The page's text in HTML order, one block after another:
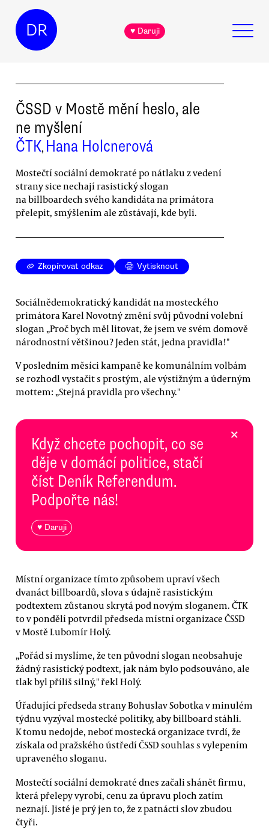
DR ♥ Daruji
ČSSD v Mostě mění heslo, ale
ne myšlení
ČTK, Hana Holcnerová
Mostečtí sociální demokraté po nátlaku z vedení
strany sice nechají rasistický slogan
na billboardech svého kandidáta na primátora
přelepit, smýšlením ale zůstávají, kde byli.
Zkopírovat odkaz Vytisknout
Sociálnědemokratický kandidát na mosteckého
primátora Karel Novotný změní svůj původní volební
slogan „Proč bych měl litovat, že jsem ve svém domově
národnostní většinou? Jeden stát, jedna pravidla!"
V posledním měsíci kampaně ke komunálním volbám
se rozhodl vystačit s prostým, ale výstižným a úderným
mottem: „Stejná pravidla pro všechny."
Když chcete pochopit, co se
děje v domácí politice, stačí
číst Deník Referendum.
Podpořte nás!
♥ Daruji
×
Místní organizace tímto způsobem upraví všech
dvanáct billboardů, slova s údajně rasistickým
podtextem zůstanou skrytá pod novým sloganem. ČTK
to v pondělí potvrdil předseda místní organizace ČSSD
v Mostě Lubomír Holý.
„Pořád si myslíme, že ten původní slogan neobsahuje
žádný rasistický podtext, jak nám bylo podsouváno, ale
tlak byl příliš silný," řekl Holý.
Úřadující předseda strany Bohuslav Sobotka v minulém
týdnu vyzýval mostecké politiky, aby billboard stáhli.
K tomu nedojde, neboť mostecká organizace tvrdí, že
získala od pražského ústředí ČSSD souhlas s vylepením
upraveného sloganu.
Mostečtí sociální demokraté dnes začali shánět firmu,
která přelepy vyrobí, cenu za úpravu ploch zatím
neznají. Jisté je prý jen to, že z patnácti slov zbudou
čtyři.